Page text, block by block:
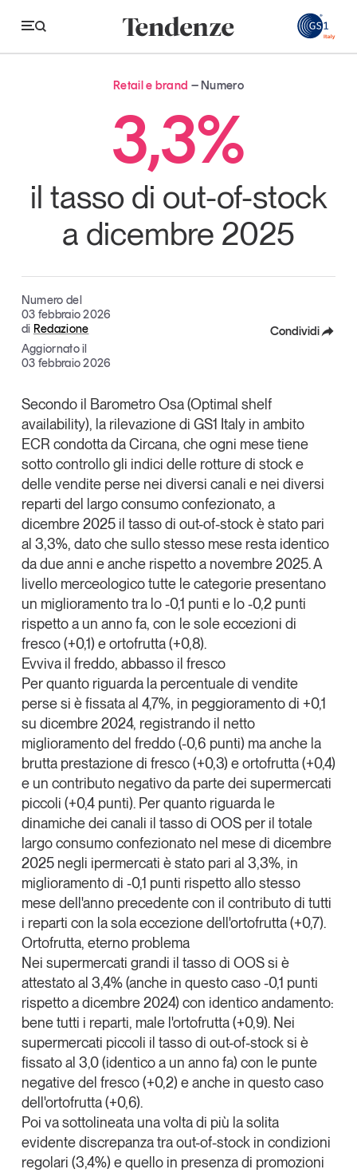
Tendenze
Economia e consumi
Innovazione
Logistica
Retail e brand
Sostenibilità
Grandi temi
Magazine
Opinioni
Dossier
Il Numero
Interviste
Comunicati stampa
Video
Podcast
Eventi e formazione
Tutti gli appuntamenti
Chi siamo
Newsletter
Contatti
Tendenze Journal
La nostra newsletter nella tua email
Iscriviti
Un anno di
Tendenze2026
Leggi il magazine
Retail e brand Numero
3,3%
il tasso di out-of-stock
a dicembre 2025
Numero del
03 febbraio 2026
di Redazione
Aggiornato il
03 febbraio 2026
Condividi
Linkedin
Copia Link
Secondo il Barometro Osa (Optimal shelf
availability), la rilevazione di GS1 Italyin ambito
ECR condotta daCircana, che ogni mese tiene
sotto controllo gli indici delle rotture di stock e
delle vendite perse nei diversi canali e nei diversi
reparti del largo consumo confezionato, a
dicembre 2025 il tasso di out-of-stock è stato pari
al 3,3%, dato che sullo stesso mese resta identico
da due anni e anche rispetto a novembre 2025. A
livello merceologico tutte le categorie presentano
un miglioramento tra lo -0,1 punti e lo -0,2 punti
rispetto a un anno fa, con le sole eccezioni di
fresco (+0,1) e ortofrutta (+0,8).
Evviva il freddo, abbasso il fresco
Per quanto riguarda la percentuale di vendite
perse si è fissata al 4,7%, in peggioramento di +0,1
su dicembre 2024, registrando il netto
miglioramento del freddo(-0,6 punti) ma anche la
brutta prestazione di fresco (+0,3) e ortofrutta (+0,4)
e un contributo negativo da parte dei supermercati
piccoli (+0,4 punti). Per quanto riguarda le
dinamiche dei canali il tasso di OOS per il totale
largo consumo confezionato nel mese di dicembre
2025 negli ipermercati è stato pari al 3,3%, in
miglioramento di -0,1 punti rispetto allo stesso
mese dell'anno precedente con il contributo di tutti
i reparti con la sola eccezione dell'ortofrutta (+0,7).
Ortofrutta, eterno problema
Nei supermercati grandi il tasso di OOS si è
attestato al 3,4% (anche in questo caso -0,1 punti
rispetto a dicembre 2024) con identico andamento:
bene tutti i reparti, male l'ortofrutta (+0,9). Nei
supermercati piccoli il tasso di out-of-stock si è
fissato al 3,0 (identico a un anno fa) con le punte
negative del fresco(+0,2) e anche in questo caso
dell'ortofrutta (+0,6).
Poi va sottolineata una volta di più la solita
evidente discrepanza tra out-of-stock in condizioni
regolari (3,4%) e quello in presenza di promozioni